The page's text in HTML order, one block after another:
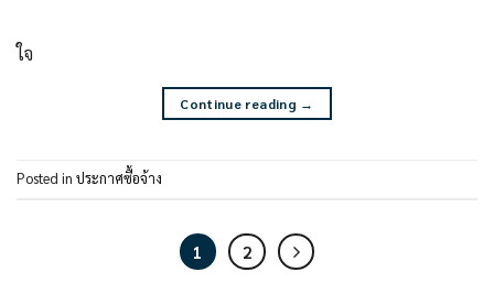
ใจ
Continue reading →
Posted in ประกาศซื้อจ้าง
1 2